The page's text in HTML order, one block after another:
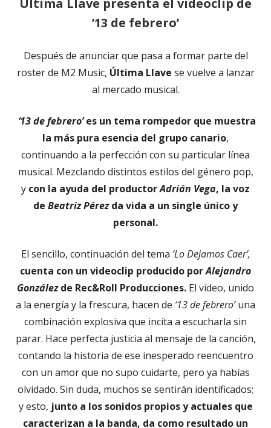
Última Llave presenta el videoclip de
’13 de febrero’
Después de anunciar que pasa a formar parte del
roster de M2 Music, Última Llave se vuelve a lanzar
al mercado musical.
‘13 de febrero’es un tema rompedor que muestra
la más pura esencia del grupo canario,
continuando a la perfección con su particular línea
musical. Mezclando distintos estilos del género pop,
y con la ayuda del productorAdrián Vega, la voz
de Beatriz Pérezda vida a un single único y
personal.
El sencillo, continuación del tema ‘Lo Dejamos Caer’,
cuenta con un videoclip producido porAlejandro
Gonzálezde Rec&Roll Producciones. El vídeo, unido
a la energía y la frescura, hacen de ‘13 de febrero’una
combinación explosiva que incita a escucharla sin
parar. Hace perfecta justicia al mensaje de la canción,
contando la historia de ese inesperado reencuentro
con un amor que no supo cuidarte, pero ya habías
olvidado. Sin duda, muchos se sentirán identificados;
y esto, junto a los sonidos propios y actuales que
caracterizan a la banda, da como resultado un